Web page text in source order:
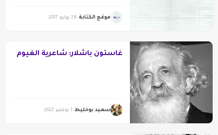
موقع الكتابة 28 يوليو 2017
غاستون باشلار: شاعرية الغيوم
سعيد بوخليط 1 نوفمبر 2022